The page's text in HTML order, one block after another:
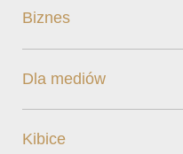
Biznes
Dla mediów
Kibice